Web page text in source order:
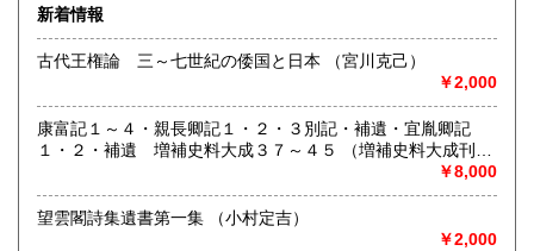
熊本県 320円 大分県 320円
320円
沖縄県 320円
沿線名：西武池袋線
最寄駅：石神井公園駅すぐ
定休日：水曜日
書籍の買取について
-
新着情報
古代王権論 三～七世紀の倭国と日本 （宮川克己）
￥2,000
康富記１～４・親長卿記１・２・３別記・補遺・宜胤卿記
１・２・補遺 増補史料大成３７～４５ （増補史料大成刊行
￥8,000
望雲閣詩集遺書第一集 （小村定吉）
￥2,000